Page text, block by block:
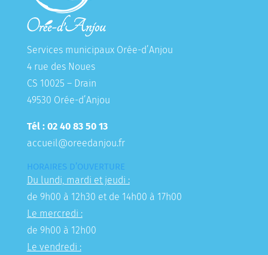
Services municipaux Orée-d’Anjou
4 rue des Noues
CS 10025 – Drain
49530 Orée-d’Anjou
Tél : 02 40 83 50 13
accueil@oreedanjou.fr
HORAIRES D’OUVERTURE
Du lundi, mardi et jeudi :
de 9h00 à 12h30 et de 14h00 à 17h00
Le mercredi :
de 9h00 à 12h00
Le vendredi :